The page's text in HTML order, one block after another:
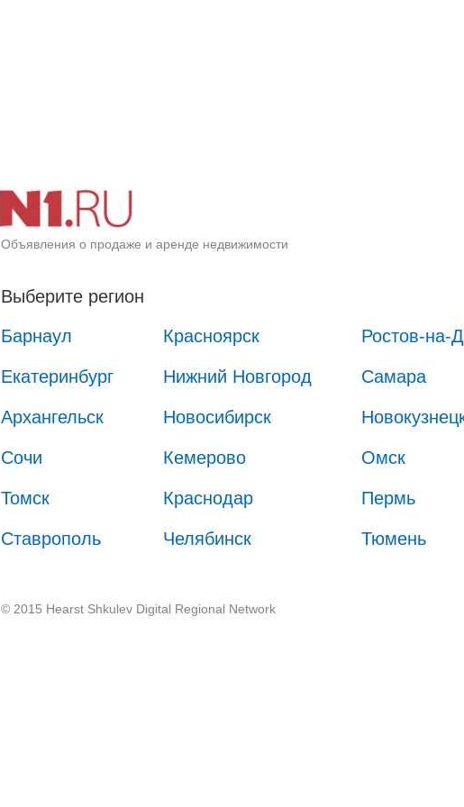
Объявления о продаже и аренде недвижимости
Выберите регион
Барнаул
Красноярск Ростов-на-
Екатеринбург Нижний Новгород Самара
Архангельск Новосибирск
Сочи Кемерово Омск
Томск Краснодар Пермь
Ставрополь Челябинск Тюмень
© 2015 Hearst Shkulev Digital Regional Network